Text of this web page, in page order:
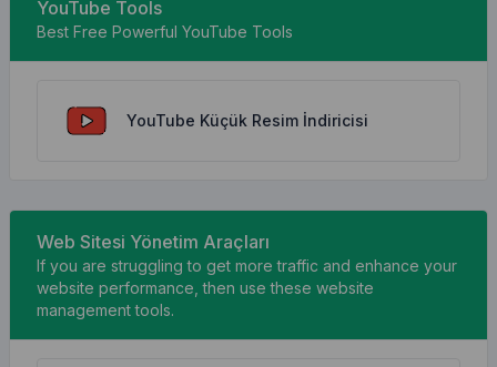
YouTube Tools
Best Free Powerful YouTube Tools
YouTube Küçük Resim İndiricisi
Web Sitesi Yönetim Araçları
If you are struggling to get more traffic and enhance your
website performance, then use these website
management tools.